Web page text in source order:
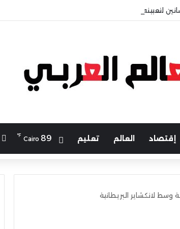
لتعيينه أمينًا عامًا لمجلس الجامعات الخاصة
إقتصاد العالم تعليم Cairo 89
℉
وسط لانكشاير البريطانية